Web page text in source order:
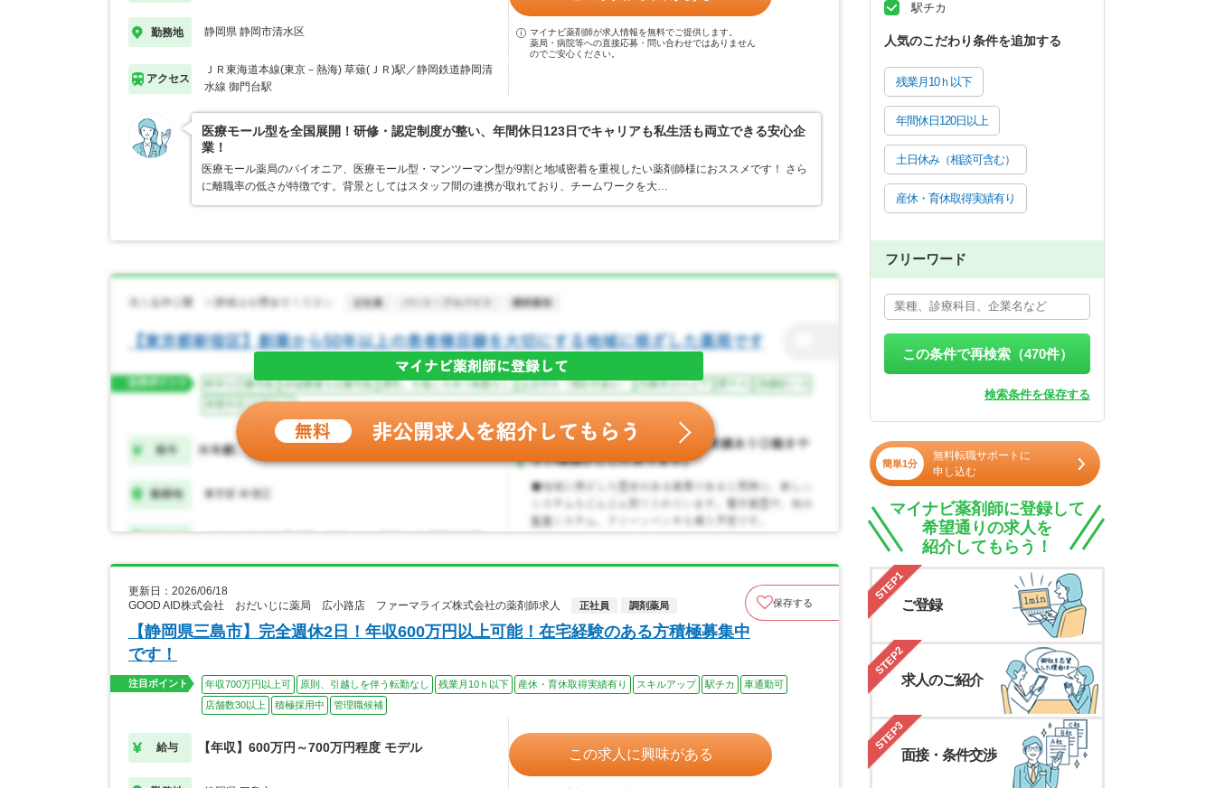
勤務地 静岡県 静岡市清水区
アクセス
ＪＲ東海道本線(東京－熱海) 草薙(ＪＲ)駅／静岡鉄道静岡清
水線 御門台駅
マイナビ薬剤師が求人情報を無料でご提供します。
薬局・病院等への直接応募・問い合わせではありません
のでご安心ください。
医療モール型を全国展開！研修・認定制度が整い、年間休日123日でキャリアも私生活も両立できる安心企
業！
医療モール薬局のパイオニア、医療モール型・マンツーマン型が9割と地域密着を重視したい薬剤師様におススメです！ さら
に離職率の低さが特徴です。背景としてはスタッフ間の連携が取れており、チームワークを大…
更新日：2026/06/18
GOOD AID株式会社 おだいじに薬局 広小路店 ファーマライズ株式会社の薬剤師求人
正社員 調剤薬局 保存する
【静岡県三島市】完全週休2日！年収600万円以上可能！在宅経験のある方積極募集中
です！
注目ポイント 年収700万円以上可 原則、引越しを伴う転勤なし 残業月10ｈ以下 産休・育休取得実績有り スキルアップ 駅チカ
車通勤可
店舗数30以上
積極採用中 管理職候補
給与 【年収】600万円～700万円程度 モデル この求人に興味がある
駅チカ
人気のこだわり条件を追加する
残業月10ｈ以下
年間休日120日以上
土日休み（相談可含む）
産休・育休取得実績有り
フリーワード
この条件で再検索（470件）
検索条件を保存する
簡単1分
無料転職サポートに
申し込む
マイナビ薬剤師に登録して
希望通りの求人を
紹介してもらう！
STEP1
ご登録
STEP2
求人のご紹介
STEP3
面接・条件交渉